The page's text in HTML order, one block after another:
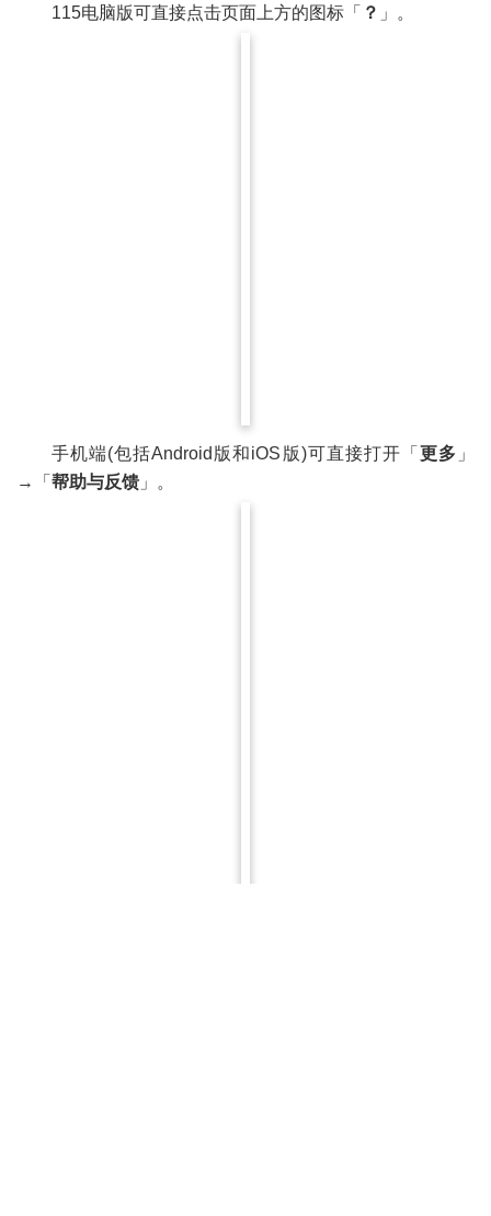
115电脑版可直接点击页面上方的图标「 ？ 」。
手机端(包括Android版和iOS版)可直接打开「 更多 」
→「 帮助与反馈 」。